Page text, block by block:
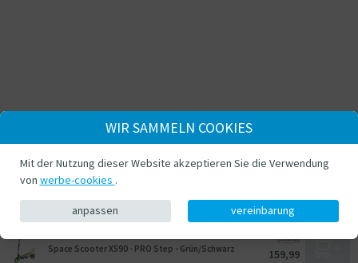
Space Scooter X590 - PRO Step - Grün/Schwarz
179,99
159,99
WIR SAMMELN COOKIES
Mit der Nutzung dieser Website akzeptieren Sie die Verwendung
von werbe-cookies .
anpassen vereinbarung